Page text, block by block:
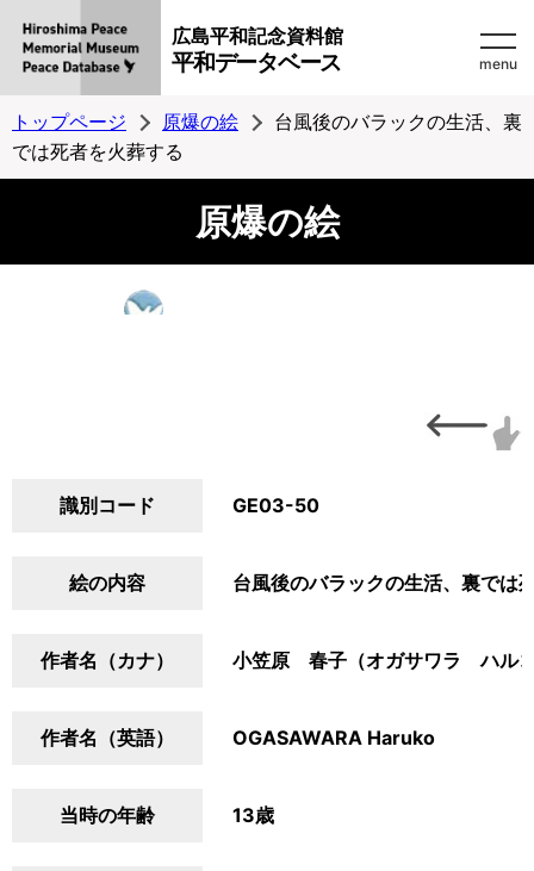
広島平和記念資料館
平和データベース menu
トップページ 原爆の絵
台風後のバラックの生活、裏
では死者を火葬する
原爆の絵
識別コード GE03-50
絵の内容 台風後のバラックの生活、裏では
作者名（カナ） 小笠原 春子（オガサワラ ハル
作者名（英語） OGASAWARA Haruko
当時の年齢 13歳